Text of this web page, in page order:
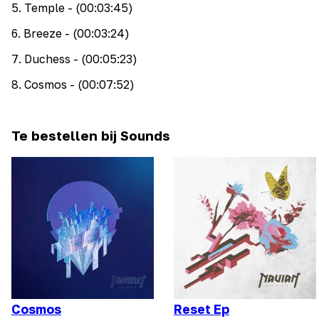
5. Temple - (00:03:45)
6. Breeze - (00:03:24)
7. Duchess - (00:05:23)
8. Cosmos - (00:07:52)
Te bestellen bij Sounds
Cosmos Reset Ep